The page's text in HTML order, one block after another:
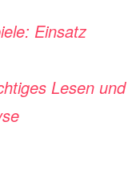
Einsatz
Lesen und